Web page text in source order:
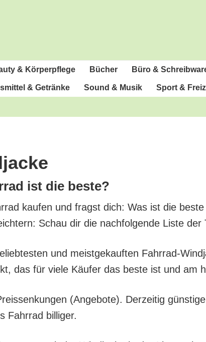
& Körperpflege Bücher Büro &
& Getränke Sound & Musik Sport &
ist die beste?
kau­fen und fragst dich: Was ist die
Schau dir die nach­fol­gen­de Lis­te der
und meist­ge­kauf­ten Fahr­rad-
das für vie­le Käu­fer das bes­te ist und am
(Ange­bo­te). Der­zei­tig
Fahr­rad billiger.